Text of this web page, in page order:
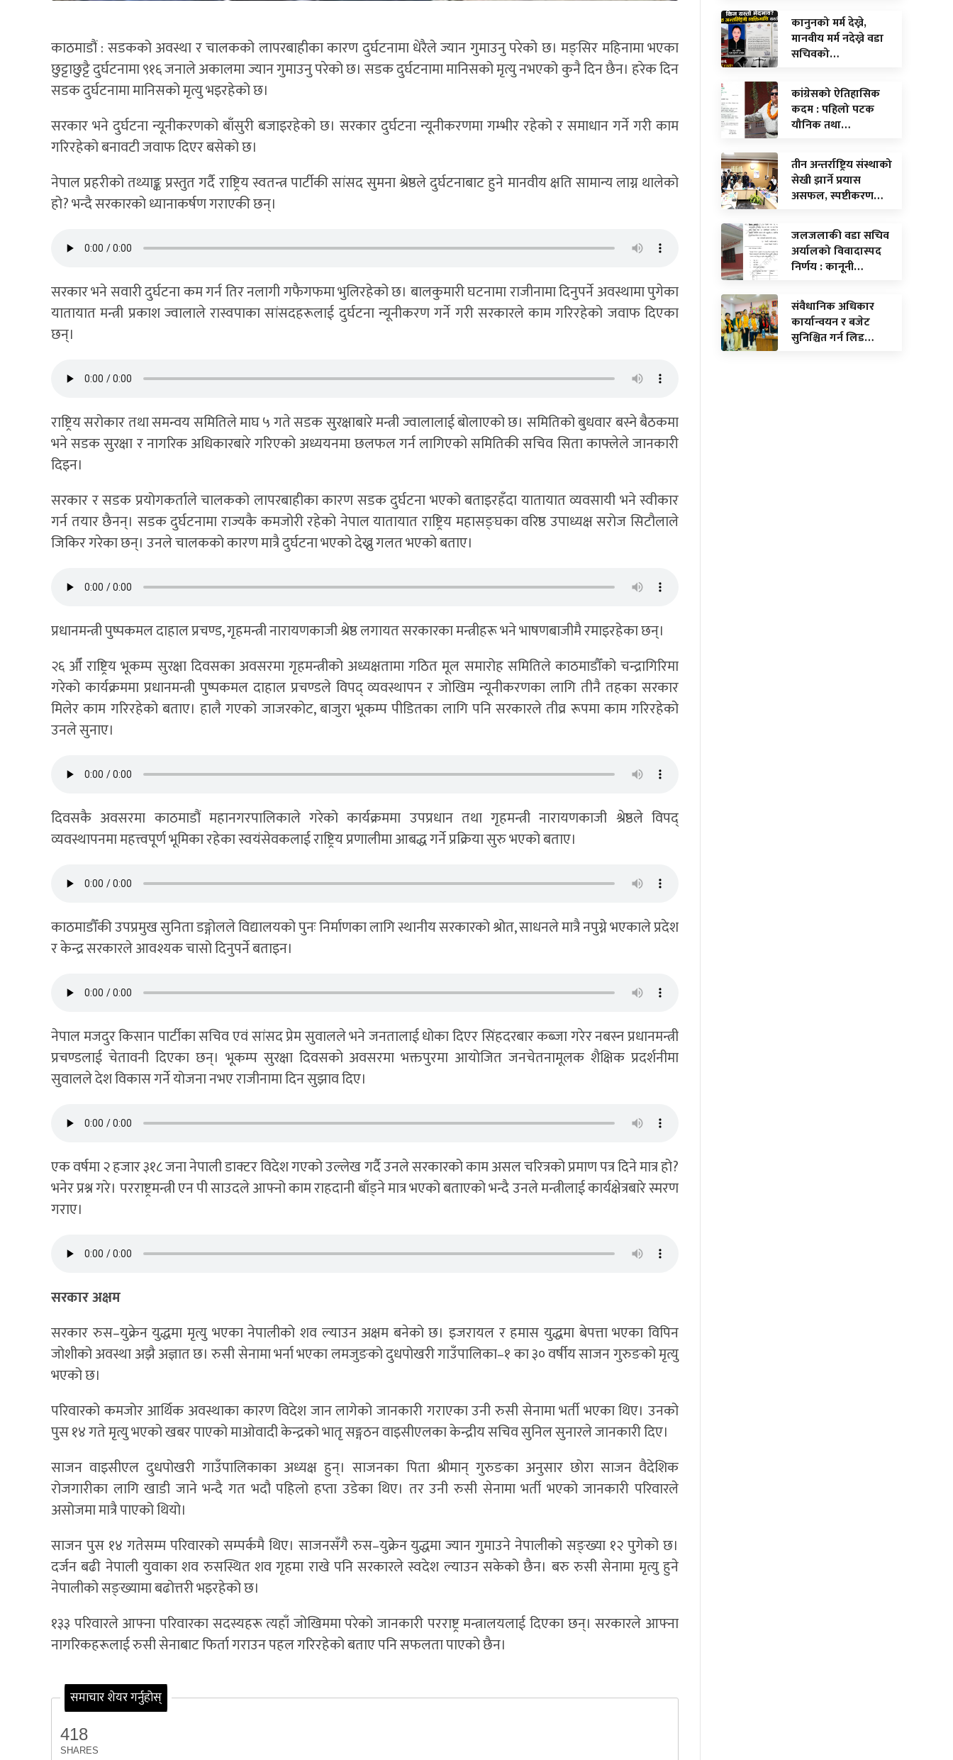
काठमाडौं : सडकको अवस्था र चालकको लापरबाहीका कारण दुर्घटनामा धेरैले ज्यान गुमाउनु परेको छ। मङ्सिर महिनामा भएका
छुट्टाछुट्टै दुर्घटनामा ९१६ जनाले अकालमा ज्यान गुमाउनु परेको छ। सडक दुर्घटनामा मानिसको मृत्यु नभएको कुनै दिन छैन। हरेक दिन
सडक दुर्घटनामा मानिसको मृत्यु भइरहेको छ।
सरकार भने दुर्घटना न्यूनीकरणको बाँसुरी बजाइरहेको छ। सरकार दुर्घटना न्यूनीकरणमा गम्भीर रहेको र समाधान गर्ने गरी काम
गरिरहेको बनावटी जवाफ दिएर बसेको छ।
नेपाल प्रहरीको तथ्याङ्क प्रस्तुत गर्दै राष्ट्रिय स्वतन्त्र पार्टीकी सांसद सुमना श्रेष्ठले दुर्घटनाबाट हुने मानवीय क्षति सामान्य लाग्न थालेको
हो? भन्दै सरकारको ध्यानाकर्षण गराएकी छन्।
सरकार भने सवारी दुर्घटना कम गर्न तिर नलागी गफैगफमा भुलिरहेको छ। बालकुमारी घटनामा राजीनामा दिनुपर्ने अवस्थामा पुगेका
यातायात मन्त्री प्रकाश ज्वालाले रास्वपाका सांसदहरूलाई दुर्घटना न्यूनीकरण गर्ने गरी सरकारले काम गरिरहेको जवाफ दिएका
छन्।
राष्ट्रिय सरोकार तथा समन्वय समितिले माघ ५ गते सडक सुरक्षाबारे मन्त्री ज्वालालाई बोलाएको छ। समितिको बुधवार बस्ने बैठकमा
भने सडक सुरक्षा र नागरिक अधिकारबारे गरिएको अध्ययनमा छलफल गर्न लागिएको समितिकी सचिव सिता काफ्लेले जानकारी
दिइन।
सरकार र सडक प्रयोगकर्ताले चालकको लापरबाहीका कारण सडक दुर्घटना भएको बताइरहँदा यातायात व्यवसायी भने स्वीकार
गर्न तयार छैनन्। सडक दुर्घटनामा राज्यकै कमजोरी रहेको नेपाल यातायात राष्ट्रिय महासङ्घका वरिष्ठ उपाध्यक्ष सरोज सिटौलाले
जिकिर गरेका छन्। उनले चालकको कारण मात्रै दुर्घटना भएको देख्नु गलत भएको बताए।
प्रधानमन्त्री पुष्पकमल दाहाल प्रचण्ड, गृहमन्त्री नारायणकाजी श्रेष्ठ लगायत सरकारका मन्त्रीहरू भने भाषणबाजीमै रमाइरहेका छन्।
२६ औँ राष्ट्रिय भूकम्प सुरक्षा दिवसका अवसरमा गृहमन्त्रीको अध्यक्षतामा गठित मूल समारोह समितिले काठमाडौँको चन्द्रागिरिमा
गरेको कार्यक्रममा प्रधानमन्त्री पुष्पकमल दाहाल प्रचण्डले विपद् व्यवस्थापन र जोखिम न्यूनीकरणका लागि तीनै तहका सरकार
मिलेर काम गरिरहेको बताए। हालै गएको जाजरकोट, बाजुरा भूकम्प पीडितका लागि पनि सरकारले तीव्र रूपमा काम गरिरहेको
उनले सुनाए।
दिवसकै अवसरमा काठमाडौं महानगरपालिकाले गरेको कार्यक्रममा उपप्रधान तथा गृहमन्त्री नारायणकाजी श्रेष्ठले विपद्
व्यवस्थापनमा महत्त्वपूर्ण भूमिका रहेका स्वयंसेवकलाई राष्ट्रिय प्रणालीमा आबद्ध गर्ने प्रक्रिया सुरु भएको बताए।
काठमाडौँकी उपप्रमुख सुनिता डङ्गोलले विद्यालयको पुनः निर्माणका लागि स्थानीय सरकारको श्रोत, साधनले मात्रै नपुग्ने भएकाले प्रदेश
र केन्द्र सरकारले आवश्यक चासो दिनुपर्ने बताइन।
नेपाल मजदुर किसान पार्टीका सचिव एवं सांसद प्रेम सुवालले भने जनतालाई धोका दिएर सिंहदरबार कब्जा गरेर नबस्न प्रधानमन्त्री
प्रचण्डलाई चेतावनी दिएका छन्। भूकम्प सुरक्षा दिवसको अवसरमा भक्तपुरमा आयोजित जनचेतनामूलक शैक्षिक प्रदर्शनीमा
सुवालले देश विकास गर्ने योजना नभए राजीनामा दिन सुझाव दिए।
एक वर्षमा २ हजार ३१८ जना नेपाली डाक्टर विदेश गएको उल्लेख गर्दै उनले सरकारको काम असल चरित्रको प्रमाण पत्र दिने मात्र हो?
भनेर प्रश्न गरे। परराष्ट्रमन्त्री एन पी साउदले आफ्नो काम राहदानी बाँड्ने मात्र भएको बताएको भन्दै उनले मन्त्रीलाई कार्यक्षेत्रबारे स्मरण
गराए।
सरकार अक्षम
सरकार रुस–युक्रेन युद्धमा मृत्यु भएका नेपालीको शव ल्याउन अक्षम बनेको छ। इजरायल र हमास युद्धमा बेपत्ता भएका विपिन
जोशीको अवस्था अझै अज्ञात छ। रुसी सेनामा भर्ना भएका लमजुङको दुधपोखरी गाउँपालिका–१ का ३० वर्षीय साजन गुरुङको मृत्यु
भएको छ।
परिवारको कमजोर आर्थिक अवस्थाका कारण विदेश जान लागेको जानकारी गराएका उनी रुसी सेनामा भर्ती भएका थिए। उनको
पुस १४ गते मृत्यु भएको खबर पाएको माओवादी केन्द्रको भातृ सङ्गठन वाइसीएलका केन्द्रीय सचिव सुनिल सुनारले जानकारी दिए।
साजन वाइसीएल दुधपोखरी गाउँपालिकाका अध्यक्ष हुन्। साजनका पिता श्रीमान् गुरुङका अनुसार छोरा साजन वैदेशिक
रोजगारीका लागि खाडी जाने भन्दै गत भदौ पहिलो हप्ता उडेका थिए। तर उनी रुसी सेनामा भर्ती भएको जानकारी परिवारले
असोजमा मात्रै पाएको थियो।
साजन पुस १४ गतेसम्म परिवारको सम्पर्कमै थिए। साजनसँगै रुस–युक्रेन युद्धमा ज्यान गुमाउने नेपालीको सङ्ख्या १२ पुगेको छ।
दर्जन बढी नेपाली युवाका शव रुसस्थित शव गृहमा राखे पनि सरकारले स्वदेश ल्याउन सकेको छैन। बरु रुसी सेनामा मृत्यु हुने
नेपालीको सङ्ख्यामा बढोत्तरी भइरहेको छ।
१३३ परिवारले आफ्ना परिवारका सदस्यहरू त्यहाँ जोखिममा परेको जानकारी परराष्ट्र मन्त्रालयलाई दिएका छन्। सरकारले आफ्ना
नागरिकहरूलाई रुसी सेनाबाट फिर्ता गराउन पहल गरिरहेको बताए पनि सफलता पाएको छैन।
समाचार शेयर गर्नुहोस्
418
SHARES
कानुनको मर्म देख्ने,
मानवीय मर्म नदेख्ने वडा
सचिवको…
कांग्रेसको ऐतिहासिक
कदम : पहिलो पटक
यौनिक तथा…
तीन अन्तर्राष्ट्रिय संस्थाको
सेखी झार्ने प्रयास
असफल, स्पष्टीकरण…
जलजलाकी वडा सचिव
अर्यालको विवादास्पद
निर्णय : कानूनी…
संवैधानिक अधिकार
कार्यान्वयन र बजेट
सुनिश्चित गर्न लिड…